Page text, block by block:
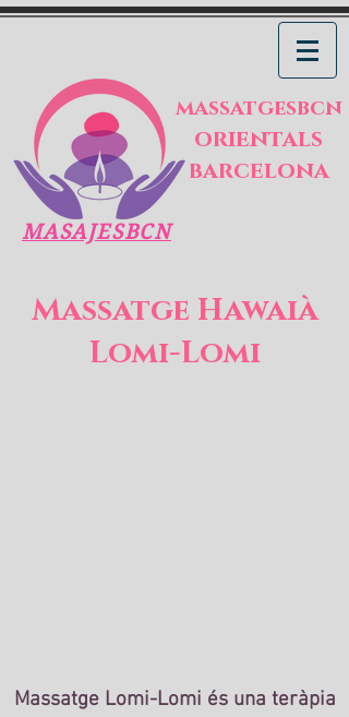
MASAJESBCN
massatgesbcn
orientals
barcelona
Massatge Hawaià
Lomi-Lomi
Massatge Lomi-Lomi és una teràpia